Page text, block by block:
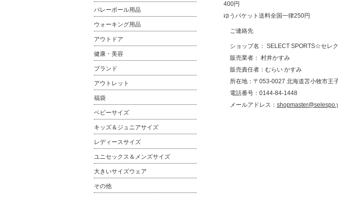
400円
ゆうパケット送料全国一律250円
ご連絡先
ショップ名： SELECT SPORTS☆セレ
販売業者： 村井かすみ
販売責任者：むらい かすみ
所在地：〒053-0027 北海道苫小牧市王
電話番号：0144-84-1448
メールアドレス：
バレーボール用品
ウォーキング用品
アウトドア
健康・美容
ブランド
アウトレット
福袋
ベビーサイズ
キッズ＆ジュニアサイズ
レディースサイズ
ユニセックス＆メンズサイズ
大きいサイズウェア
その他